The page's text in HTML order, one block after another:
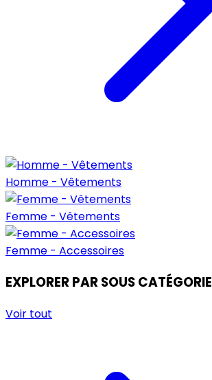
Homme - Vêtements
Femme - Vêtements
Femme - Accessoires
EXPLORER PAR SOUS CATÉGORIE
Voir tout